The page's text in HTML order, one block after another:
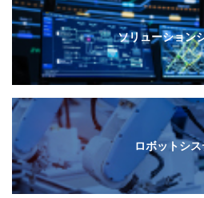
ソリューション
ロボットシ